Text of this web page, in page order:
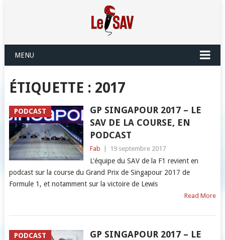
MENU
ÉTIQUETTE : 2017
PODCAST
GP SINGAPOUR 2017 – LE
SAV DE LA COURSE, EN
PODCAST
Fab 19 septembre 2017
L'équipe du SAV de la F1 revient en
podcast sur la course du Grand Prix de Singapour 2017 de
Formule 1, et notamment sur la victoire de Lewis
Read More
PODCAST
GP SINGAPOUR 2017 – LE